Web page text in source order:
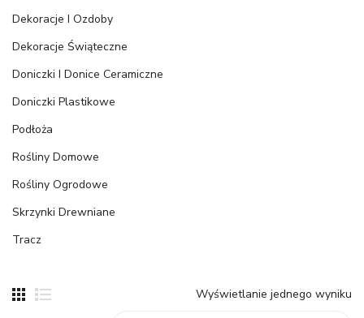
Dekoracje I Ozdoby
Dekoracje Świąteczne
Doniczki I Donice Ceramiczne
Doniczki Plastikowe
Podłoża
Rośliny Domowe
Rośliny Ogrodowe
Skrzynki Drewniane
Tracz
Wyświetlanie jednego wyniku